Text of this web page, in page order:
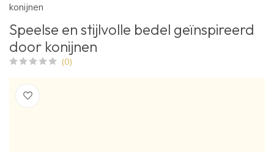
konijnen
Speelse en stijlvolle bedel geïnspireerd
door konijnen
(0)